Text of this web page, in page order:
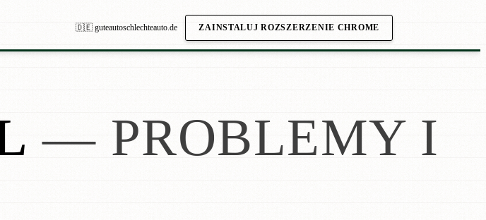
🇩🇪 guteautoschlechteauto.de ZAINSTALUJ ROZSZERZENIE CHROME
— PROBLEMY I